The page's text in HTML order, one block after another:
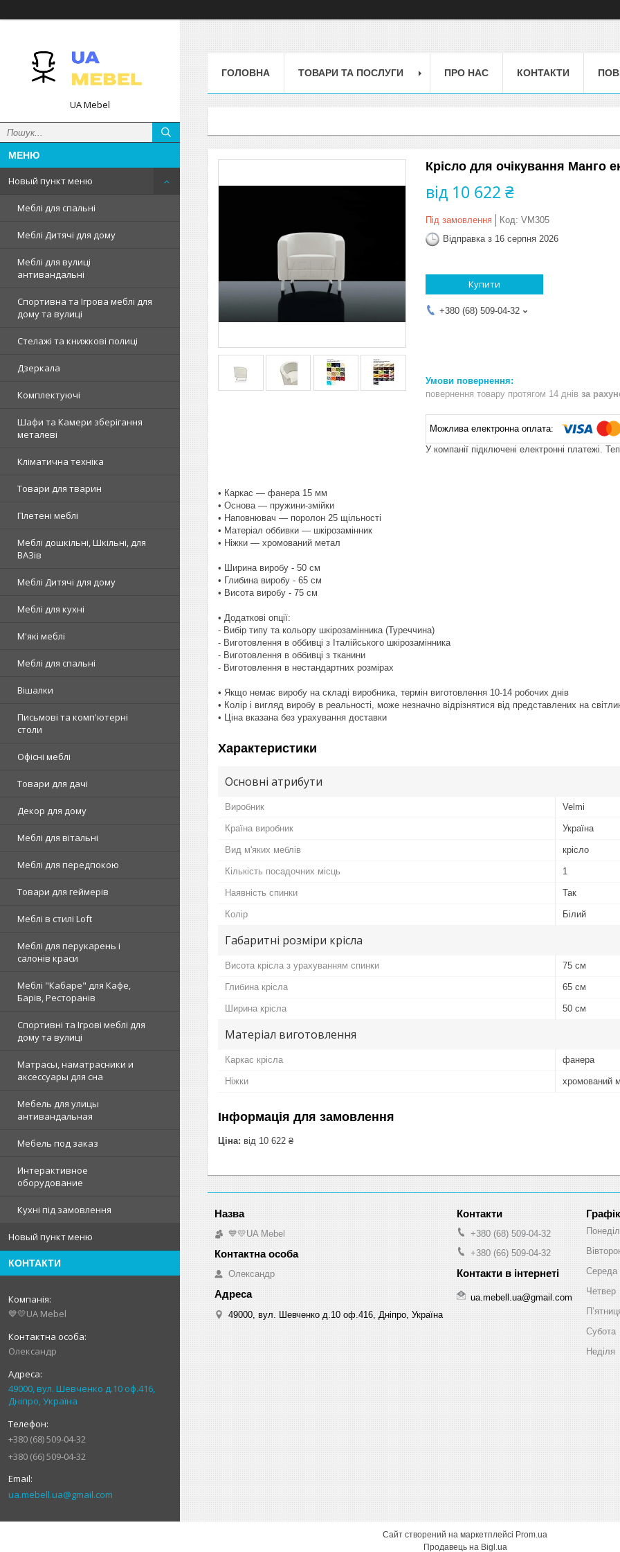
UA Mebel
Новый пункт меню
Меблі для спальні
Меблі Дитячі для дому
Меблі для вулиці
антивандальні
Спортивна та Ігрова меблі для
дому та вулиці
Стелажі та книжкові полиці
Дзеркала
Комплектуючі
Шафи та Камери зберігання
металеві
Кліматична техніка
Товари для тварин
Плетені меблі
Меблі дошкільні, Шкільні, для
ВАЗів
Меблі Дитячі для дому
Меблі для кухні
М'які меблі
Меблі для спальні
Вішалки
Письмові та комп'ютерні
столи
Офісні меблі
Товари для дачі
Декор для дому
Меблі для вітальні
Меблі для передпокою
Товари для геймерів
Меблі в стилі Loft
Меблі для перукарень і
салонів краси
Меблі "Кабаре" для Кафе,
Барів, Ресторанів
Спортивні та Ігрові меблі для
дому та вулиці
Матрасы, наматрасники и
аксессуары для сна
Мебель для улицы
антивандальная
Мебель под заказ
Интерактивное
оборудование
Кухні під замовлення
Новый пункт меню
КОНТАКТИ
💙💛UA Mebel
Олександр
49000, вул. Шевченко д.10 оф.416,
Дніпро, Україна
+380 (68) 509-04-32
+380 (66) 509-04-32
ua.mebell.ua@gmail.com
ГОЛОВНА ТОВАРИ ТА ПОСЛУГИ ПРО НАС КОНТАКТИ
Крісло для очікування Манго
від 10 622 ₴
Під замовлення Код: VM305
Відправка з 16 серпня 2026
Купити
+380 (68) 509-04-32
повернення товару протягом 14 днів за
У компанії підключені електронні платежі.
• Каркас — фанера 15 мм
• Основа — пружини-змійки
• Наповнювач — поролон 25 щільності
• Матеріал оббивки — шкірозамінник
• Ніжки — хромований метал
• Ширина виробу - 50 см
• Глибина виробу - 65 см
• Висота виробу - 75 см
• Додаткові опції:
- Вибір типу та кольору шкірозамінника (Туреччина)
- Виготовлення в оббивці з Італійського шкірозамінника
- Виготовлення в оббивці з тканини
- Виготовлення в нестандартних розмірах
• Якщо немає виробу на складі виробника, термін виготовлення 10-14 робочих днів
• Колір і вигляд виробу в реальності, може незначно відрізнятися від представлених на
• Ціна вказана без урахування доставки
Характеристики
Основні атрибути
Виробник Velmi
Країна виробник Україна
Вид м'яких меблів крісло
Кількість посадочних місць 1
Наявність спинки Так
Колір Білий
Габаритні розміри крісла
Висота крісла з урахуванням спинки 75 см
Глибина крісла 65 см
Ширина крісла 50 см
Матеріал виготовлення
Каркас крісла фанера
Ніжки хромований
Інформація для замовлення
Ціна: від 10 622 ₴
💙💛UA Mebel
Олександр
49000, вул. Шевченко д.10 оф.416, Дніпро, Україна
+380 (68) 509-04-32
+380 (66) 509-04-32
ua.mebell.ua@gmail.com
Середа
Четвер
Субота
Неділя
Сайт створений на маркетплейсі Prom.ua
Продавець на Bigl.ua